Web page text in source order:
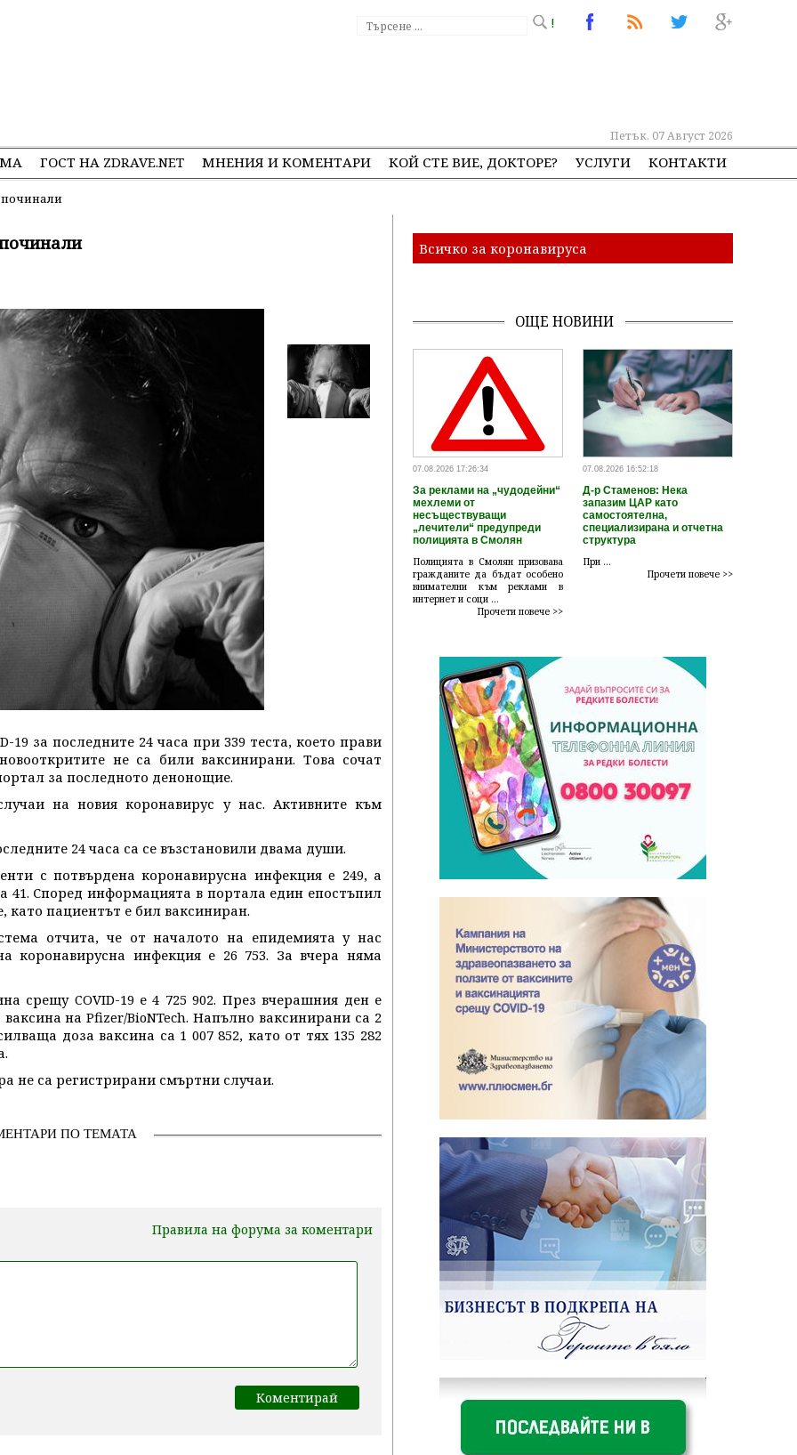
!
Петък, 07 Август 2026
ГОСТ НА ZDRAVE.NET МНЕНИЯ И КОМЕНТАРИ КОЙ СТЕ ВИЕ, ДОКТОРЕ? УСЛУГИ КОНТАКТИ
19 за последните 24 часа при 339 теста, което прави
не са били ваксинирани. Това сочат
за последното денонощие.
на новия коронавирус у нас. Активните към
24 часа са се възстановили двама души.
с потвърдена коронавирусна инфекция e 249, а
41. Според информацията в портала един епостъпил
пациентът е бил ваксиниран.
отчита, че от началото на епидемията у нас
коронавирусна инфекция е 26 753. За вчера няма
срещу COVID-19 е 4 725 902. През вчерашния ден е
на Pfizer/BioNTech. Напълно ваксинирани са 2
доза ваксина са 1 007 852, като от тях 135 282
не са регистрирани смъртни случаи.
ПО ТЕМАТА
Правила на форума за коментари
Всичко за коронавируса
ОЩЕ НОВИНИ
07.08.2026 17:26:34
За реклами на „чудодейни“
мехлеми от
несъществуващи
„лечители“ предупреди
полицията в Смолян
Полицията в Смолян призовава
гражданите да бъдат особено
внимателни към реклами в
интернет и соци ...
Прочети повече >>
07.08.2026 16:52:18
Д-р Стаменов: Нека
запазим ЦАР като
самостоятелна,
специализирана и отчетна
структура
При ...
Прочети повече >>